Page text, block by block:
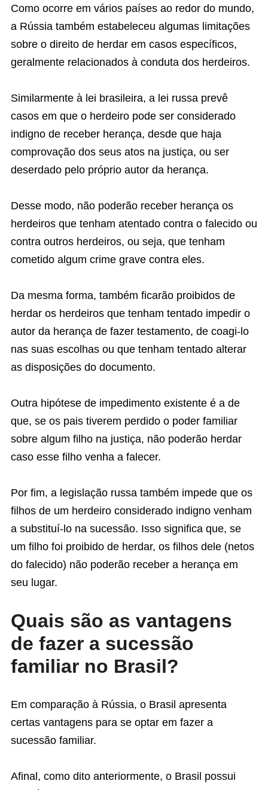
Como ocorre em vários países ao redor do mundo,
a Rússia também estabeleceu algumas limitações
sobre o direito de herdar em casos específicos,
geralmente relacionados à conduta dos herdeiros.
Similarmente à lei brasileira, a lei russa prevê
casos em que o herdeiro pode ser considerado
indigno de receber herança, desde que haja
comprovação dos seus atos na justiça, ou ser
deserdado pelo próprio autor da herança.
Desse modo, não poderão receber herança os
herdeiros que tenham atentado contra o falecido ou
contra outros herdeiros, ou seja, que tenham
cometido algum crime grave contra eles.
Da mesma forma, também ficarão proibidos de
herdar os herdeiros que tenham tentado impedir o
autor da herança de fazer testamento, de coagi-lo
nas suas escolhas ou que tenham tentado alterar
as disposições do documento.
Outra hipótese de impedimento existente é a de
que, se os pais tiverem perdido o poder familiar
sobre algum filho na justiça, não poderão herdar
caso esse filho venha a falecer.
Por fim, a legislação russa também impede que os
filhos de um herdeiro considerado indigno venham
a substituí-lo na sucessão. Isso significa que, se
um filho foi proibido de herdar, os filhos dele (netos
do falecido) não poderão receber a herança em
seu lugar.
Quais são as vantagens
de fazer a sucessão
familiar no Brasil?
Em comparação à Rússia, o Brasil apresenta
certas vantagens para se optar em fazer a
sucessão familiar.
Afinal, como dito anteriormente, o Brasil possui